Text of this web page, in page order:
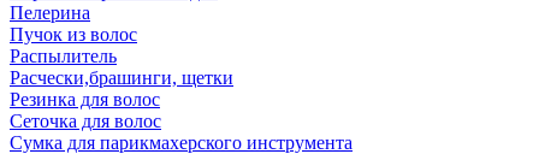
Пелерина
Пучок из волос
Распылитель
Расчески,брашинги, щетки
Резинка для волос
Сеточка для волос
Сумка для парикмахерского инструмента